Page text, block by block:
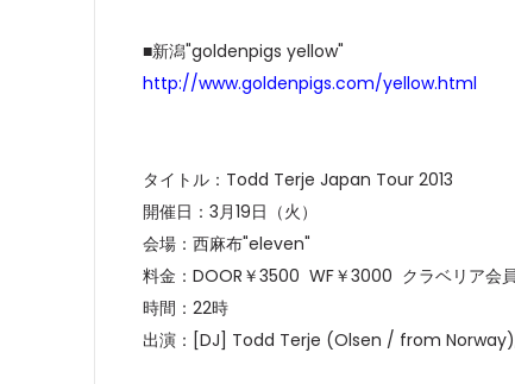
■新潟"goldenpigs yellow"
http://www.goldenpigs.com/yellow.html
タイトル：Todd Terje Japan Tour 2013
開催日：3月19日（火）
会場：西麻布"eleven"
料金：DOOR￥3500 WF￥3000 クラベリア会
時間：22時
出演：[DJ] Todd Terje (Olsen / from